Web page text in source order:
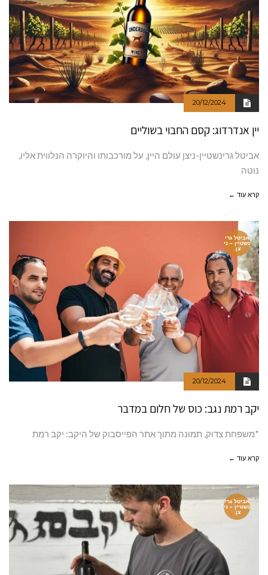
20/12/2024
יין אנדרדוג: קסם החבוי בשוליים
אביטל גרינשטיין-ניצן עולם היין, על מורכבותו והיוקרה הנלווית אליו,
נוטה
קרא עוד ←
אביטל גרי
נשטיין – ני
צן.
20/12/2024
יקב רמת נגב: כוס של חלום במדבר
*משפחת צדוק, תמונה מתוך אתר הפייסבוק של היקב: יקב רמת
קרא עוד ←
אביטל גרי
נשטיין – ני
צן.